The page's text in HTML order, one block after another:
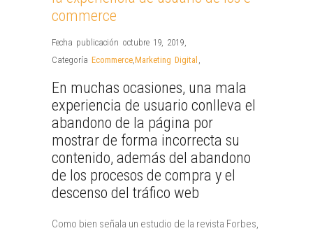
commerce
Fecha publicación octubre 19, 2019,
Categoría Ecommerce,Marketing Digital ,
En muchas ocasiones, una mala
experiencia de usuario conlleva el
abandono de la página por
mostrar de forma incorrecta su
contenido, además del abandono
de los procesos de compra y el
descenso del tráfico web
Como bien señala un estudio de la revista Forbes,